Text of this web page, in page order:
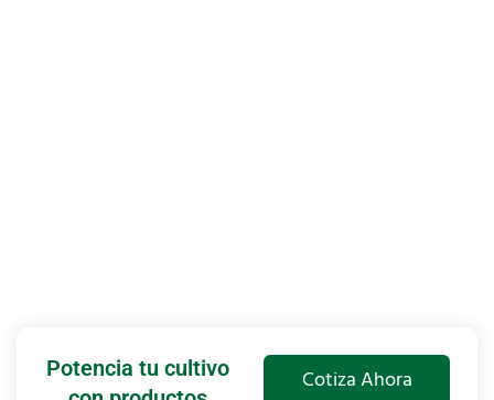
Potencia tu cultivo
Cotiza Ahora